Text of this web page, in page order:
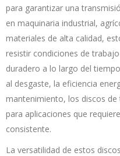
para garantizar una
en maquinaria industrial,
materiales de alta calidad,
resistir condiciones de
duradero a lo largo del
al desgaste, la eficiencia
mantenimiento, los discos de
para aplicaciones que
consistente.
La versatilidad de estos